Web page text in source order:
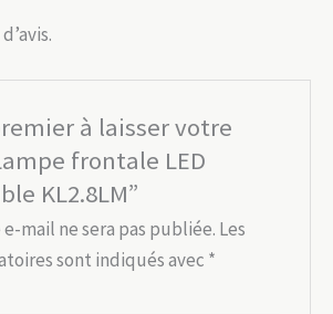
à laisser votre
frontale LED
KL2.8LM”
mail ne sera pas publiée. Les
sont indiqués avec *